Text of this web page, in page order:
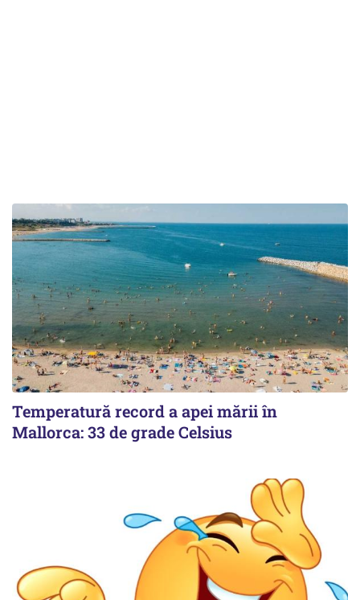
Temperatură record a apei mării în
Mallorca: 33 de grade Celsius